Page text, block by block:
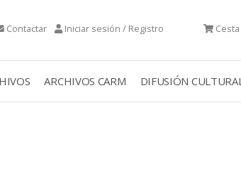
Contactar Iniciar sesión / Registro Cesta
ARCHIVOS CARM DIFUSIÓN CULTURAL